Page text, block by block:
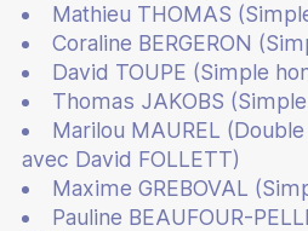
Mathieu THOMAS
Coraline BERGERON
David TOUPE (Simple
Thomas JAKOBS
Marilou MAUREL
avec David FOLLETT)
Maxime GREBOVAL
Pauline BEAUFOUR-